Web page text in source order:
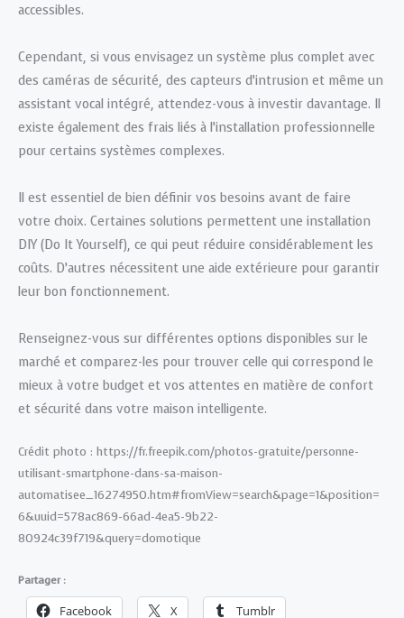
accessibles.
Cependant, si vous envisagez un système plus complet avec
des caméras de sécurité, des capteurs d’intrusion et même un
assistant vocal intégré, attendez-vous à investir davantage. Il
existe également des frais liés à l’installation professionnelle
pour certains systèmes complexes.
Il est essentiel de bien définir vos besoins avant de faire
votre choix. Certaines solutions permettent une installation
DIY (Do It Yourself), ce qui peut réduire considérablement les
coûts. D’autres nécessitent une aide extérieure pour garantir
leur bon fonctionnement.
Renseignez-vous sur différentes options disponibles sur le
marché et comparez-les pour trouver celle qui correspond le
mieux à votre budget et vos attentes en matière de confort
et sécurité dans votre maison intelligente.
Crédit photo : https://fr.freepik.com/photos-gratuite/personne-
utilisant-smartphone-dans-sa-maison-
automatisee_16274950.htm#fromView=search&page=1&position=
6&uuid=578ac869-66ad-4ea5-9b22-
80924c39f719&query=domotique
Partager :
Facebook X Tumblr